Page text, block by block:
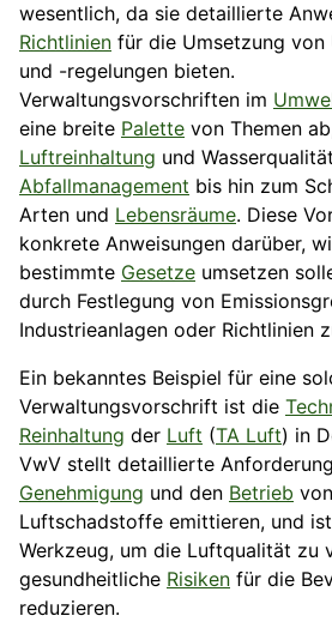
wesentlich, da sie detaillierte
Richtlinien für die Umsetzung von
und -regelungen bieten.
Verwaltungsvorschriften im
eine breite Palette von Themen
Luftreinhaltung und
Abfallmanagement bis hin zum
Arten und Lebensräume. Diese
konkrete Anweisungen darüber,
bestimmte Gesetze umsetzen
durch Festlegung von
Industrieanlagen oder Richtlinien
Ein bekanntes Beispiel für eine
Verwaltungsvorschrift ist die
Reinhaltung der Luft (TA Luft) in
VwV stellt detaillierte
Genehmigung und den Betrieb von
Luftschadstoffe emittieren, und
Werkzeug, um die Luftqualität zu
gesundheitliche Risiken für die
reduzieren.